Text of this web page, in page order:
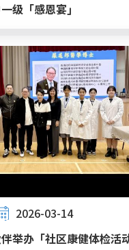
级「感恩宴」
2026-03-14
举办「社区康健体检活动